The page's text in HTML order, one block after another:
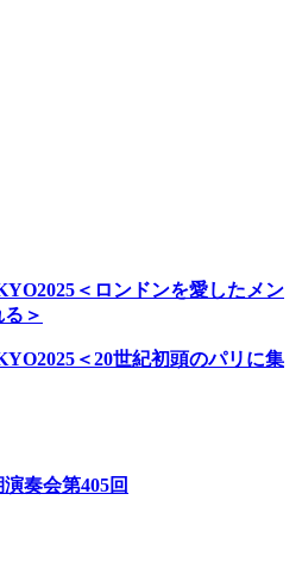
＜ロンドンを愛したメン
＞
＜20世紀初頭のパリに集
奏会第405回